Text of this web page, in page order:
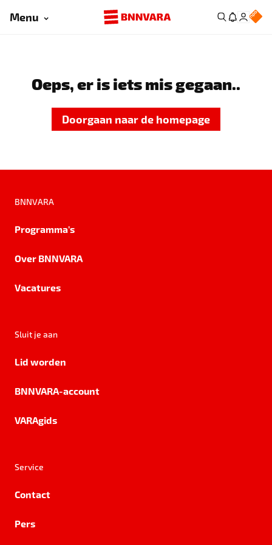
Menu
Oeps, er is iets mis gegaan..
Doorgaan naar de homepage
BNNVARA
Programma's
Over BNNVARA
Vacatures
Sluit je aan
Lid worden
BNNVARA-account
VARAgids
Service
Contact
Pers